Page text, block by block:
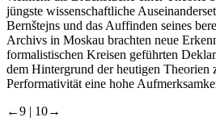
jüngste wissenschaftliche
Bernštejns und das Auffinden seines
Archivs in Moskau brachten neue
formalistischen Kreisen geführten
dem Hintergrund der heutigen Theorien
Performativität eine hohe
←9 | 10→